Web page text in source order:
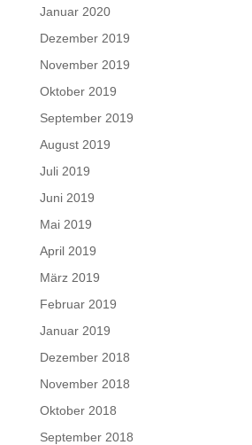
Januar 2020
Dezember 2019
November 2019
Oktober 2019
September 2019
August 2019
Juli 2019
Juni 2019
Mai 2019
April 2019
März 2019
Februar 2019
Januar 2019
Dezember 2018
November 2018
Oktober 2018
September 2018